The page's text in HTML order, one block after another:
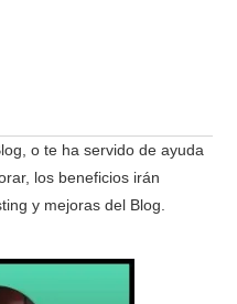
o te ha servido de ayuda
los beneficios irán
y mejoras del Blog.